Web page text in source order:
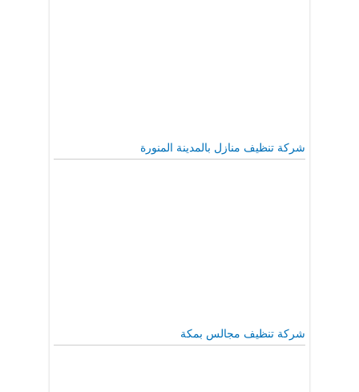
شركة تنظيف منازل بالمدينة المنورة
شركة تنظيف مجالس بمكة